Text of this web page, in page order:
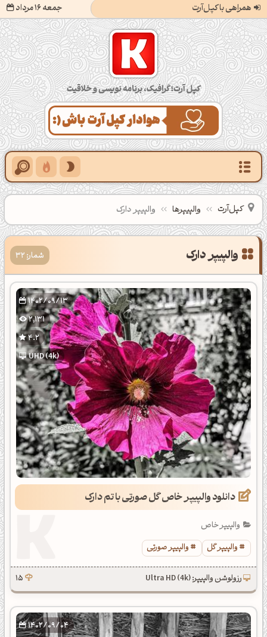
همراهی با کپل‌آرت جمعه 16 مرداد
کپل‌آرت؛ گرافیک، برنامه‌نویسی و خلاقیت
کپل‌آرت والپیپرها والپیپر دارک
شمار: 32
1402/09/13
2,131
4.2
UHD (4k)
دانلود والپیپر خاص گل صورتی با تم دارک
والپیپر خاص
والپیپر گل
والپیپر صورتی
رزولوشن والپیپر: Ultra HD (4k) 15
1402/09/04